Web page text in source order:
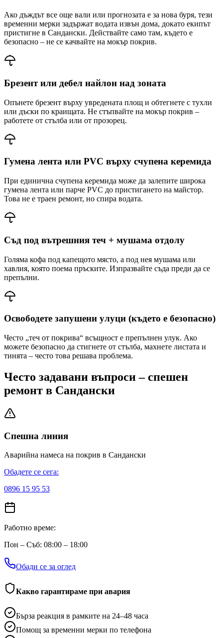
Ако дъждът все още вали или прогнозата е за нова буря, тези
временни мерки задържат водата извън дома, докато екипът
пристигне в Сандански. Действайте само там, където е
безопасно – не се качвайте на мокър покрив.
Брезент или дебел найлон над зоната
Опънете брезент върху увредената площ и обтегнете с тухли
или дъски по краищата. Не стъпвайте на мокър покрив –
работете от стълба или от прозорец.
Гумена лента или PVC върху счупена керемида
При единична счупена керемида може да залепите широка
гумена лента или парче PVC до пристигането на майстор.
Това не е траен ремонт, но спира водата.
Съд под вътрешния теч + мушама отдолу
Голяма кофа под капещото място, а под нея мушама или
хавлия, която поема пръските. Изпразвайте съда преди да се
препълни.
Освободете запушени улуци (където е безопасно)
Често „теч от покрива“ всъщност е препълнен улук. Ако
можете безопасно да стигнете от стълба, махнете листата и
тинята – често това решава проблема.
Често задавани въпроси – спешен
ремонт в Сандански
Спешна линия
Аварийна намеса на покрив в Сандански
Обадете се сега:
0896 15 95 53
Работно време:
Пон – Съб: 08:00 – 18:00
Обади се за оглед
Какво гарантираме при авария
Бърза реакция в рамките на 24–48 часа
Помощ за временни мерки по телефона